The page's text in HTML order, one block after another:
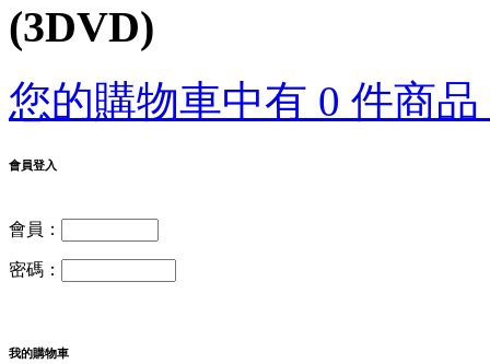
(3DVD)
您的購物車中有 0 件商
會員登入
會員：
密碼：
我的購物車